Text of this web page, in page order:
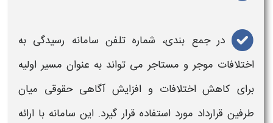
در جمع بندی، شماره تلفن سامانه رسیدگی به
اختلافات موجر و مستاجر می تواند به عنوان مسیر اولیه
برای کاهشاختلافاتو افزایش آگاهی حقوقی میان
طرفین قرارداد مورد استفاده قرار گیرد. این سامانه با ارائه